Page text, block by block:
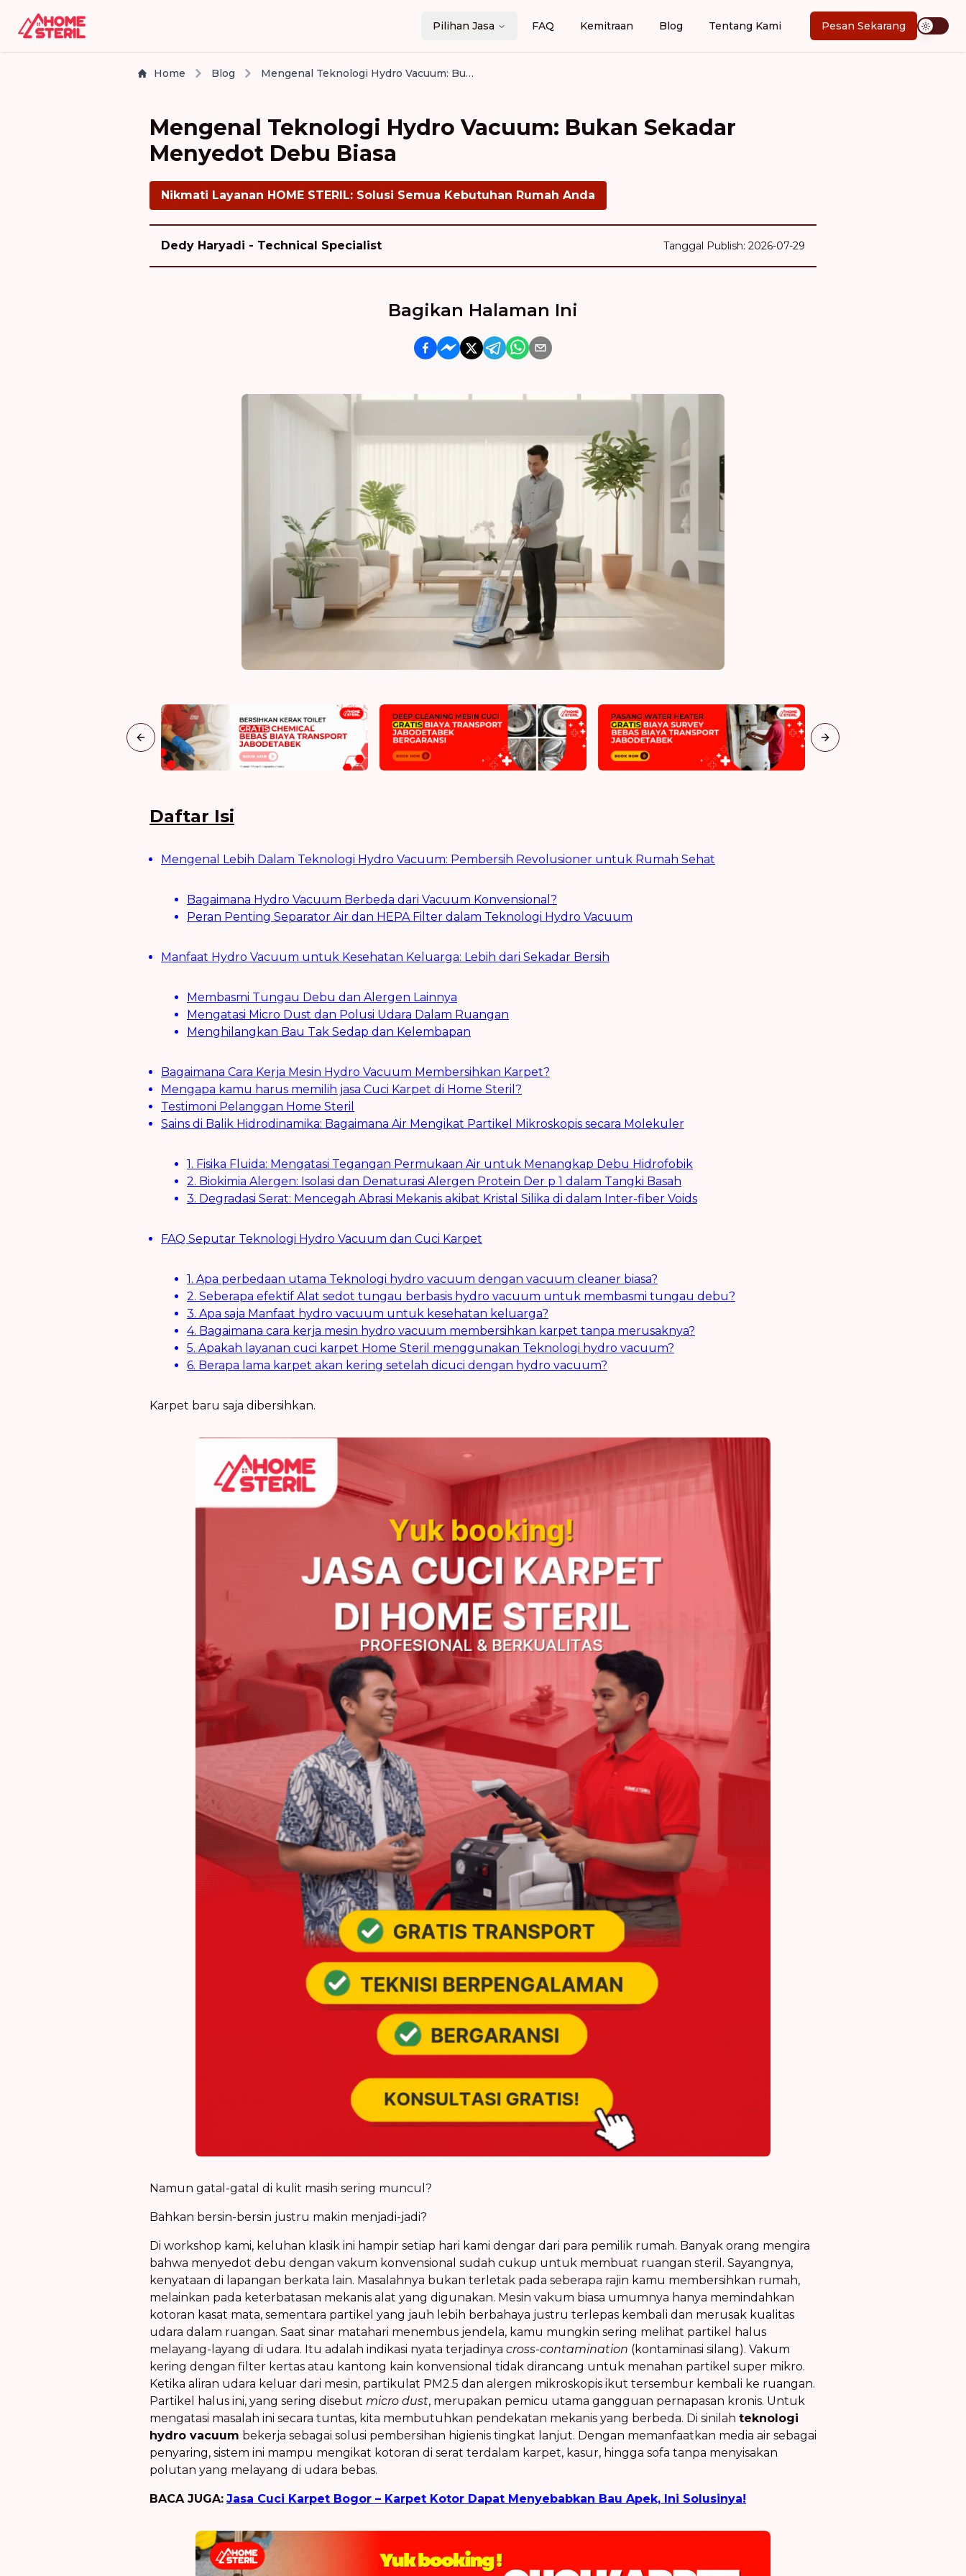
Pilihan Jasa FAQ Kemitraan Blog Tentang Kami Pesan Sekarang
Home Blog Mengenal Teknologi Hydro Vacuum: Bukan Sekadar Menyedot Debu Biasa
Mengenal Teknologi Hydro Vacuum: Bukan Sekadar
Menyedot Debu Biasa
Nikmati Layanan HOME STERIL: Solusi Semua Kebutuhan Rumah Anda
Dedy Haryadi - Technical Specialist Tanggal Publish: 2026-07-29
Bagikan Halaman Ini
Previous slide Next slide
Daftar Isi
Mengenal Lebih Dalam Teknologi Hydro Vacuum: Pembersih Revolusioner untuk Rumah Sehat
Bagaimana Hydro Vacuum Berbeda dari Vacuum Konvensional?
Peran Penting Separator Air dan HEPA Filter dalam Teknologi Hydro Vacuum
Manfaat Hydro Vacuum untuk Kesehatan Keluarga: Lebih dari Sekadar Bersih
Membasmi Tungau Debu dan Alergen Lainnya
Mengatasi Micro Dust dan Polusi Udara Dalam Ruangan
Menghilangkan Bau Tak Sedap dan Kelembapan
Bagaimana Cara Kerja Mesin Hydro Vacuum Membersihkan Karpet?
Mengapa kamu harus memilih jasa Cuci Karpet di Home Steril?
Testimoni Pelanggan Home Steril
Sains di Balik Hidrodinamika: Bagaimana Air Mengikat Partikel Mikroskopis secara Molekuler
1. Fisika Fluida: Mengatasi Tegangan Permukaan Air untuk Menangkap Debu Hidrofobik
2. Biokimia Alergen: Isolasi dan Denaturasi Alergen Protein Der p 1 dalam Tangki Basah
3. Degradasi Serat: Mencegah Abrasi Mekanis akibat Kristal Silika di dalam Inter-fiber Voids
FAQ Seputar Teknologi Hydro Vacuum dan Cuci Karpet
1. Apa perbedaan utama Teknologi hydro vacuum dengan vacuum cleaner biasa?
2. Seberapa efektif Alat sedot tungau berbasis hydro vacuum untuk membasmi tungau debu?
3. Apa saja Manfaat hydro vacuum untuk kesehatan keluarga?
4. Bagaimana cara kerja mesin hydro vacuum membersihkan karpet tanpa merusaknya?
5. Apakah layanan cuci karpet Home Steril menggunakan Teknologi hydro vacuum?
6. Berapa lama karpet akan kering setelah dicuci dengan hydro vacuum?
Karpet baru saja dibersihkan.
Namun gatal-gatal di kulit masih sering muncul?
Bahkan bersin-bersin justru makin menjadi-jadi?
Di workshop kami, keluhan klasik ini hampir setiap hari kami dengar dari para pemilik rumah. Banyak orang mengira
bahwa menyedot debu dengan vakum konvensional sudah cukup untuk membuat ruangan steril. Sayangnya,
kenyataan di lapangan berkata lain. Masalahnya bukan terletak pada seberapa rajin kamu membersihkan rumah,
melainkan pada keterbatasan mekanis alat yang digunakan. Mesin vakum biasa umumnya hanya memindahkan
kotoran kasat mata, sementara partikel yang jauh lebih berbahaya justru terlepas kembali dan merusak kualitas
udara dalam ruangan. Saat sinar matahari menembus jendela, kamu mungkin sering melihat partikel halus
melayang-layang di udara. Itu adalah indikasi nyata terjadinya cross-contamination (kontaminasi silang). Vakum
kering dengan filter kertas atau kantong kain konvensional tidak dirancang untuk menahan partikel super mikro.
Ketika aliran udara keluar dari mesin, partikulat PM2.5 dan alergen mikroskopis ikut tersembur kembali ke ruangan.
Partikel halus ini, yang sering disebut micro dust, merupakan pemicu utama gangguan pernapasan kronis. Untuk
mengatasi masalah ini secara tuntas, kita membutuhkan pendekatan mekanis yang berbeda. Di sinilah teknologi
hydro vacuum bekerja sebagai solusi pembersihan higienis tingkat lanjut. Dengan memanfaatkan media air sebagai
penyaring, sistem ini mampu mengikat kotoran di serat terdalam karpet, kasur, hingga sofa tanpa menyisakan
polutan yang melayang di udara bebas.
BACA JUGA: Jasa Cuci Karpet Bogor – Karpet Kotor Dapat Menyebabkan Bau Apek, Ini Solusinya!